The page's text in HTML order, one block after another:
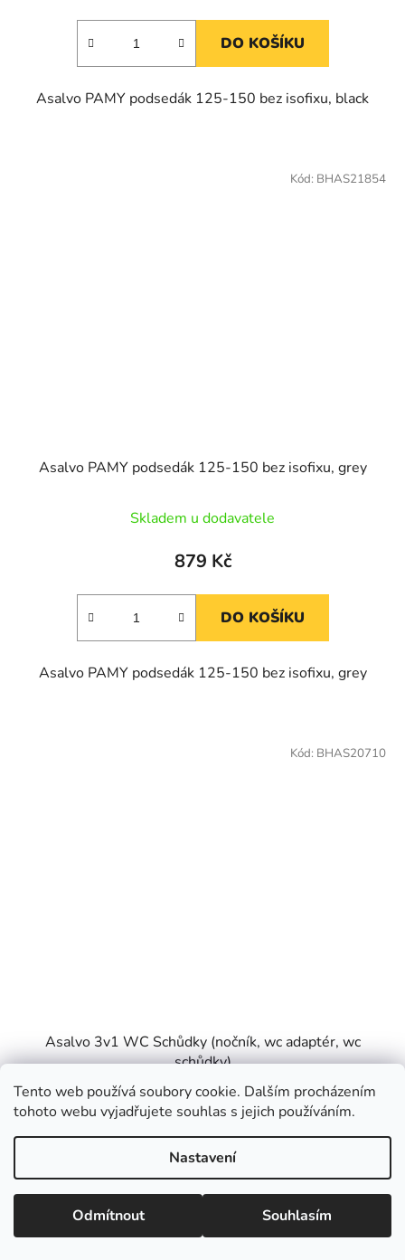
Tento web používá soubory cookie. Dalším procházením
tohoto webu vyjadřujete souhlas s jejich používáním.
Nastavení
Odmítnout Souhlasím
DO KOŠÍKU
Asalvo PAMY podsedák 125-150 bez isofixu, black
Asalvo PAMY podsedák 125-150 bez isofixu, grey
Skladem u dodavatele
879 Kč
DO KOŠÍKU
Asalvo PAMY podsedák 125-150 bez isofixu, grey
Kód: BHAS21854
Asalvo 3v1 WC Schůdky (nočník, wc adaptér, wc
schůdky)
Skladem u dodavatele
1 099 Kč
DO KOŠÍKU
Kód: BHAS20710